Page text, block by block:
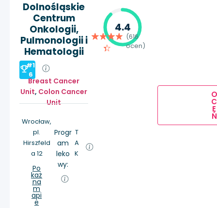
Dolnośląskie
Centrum
Onkologii,
Pulmonologii i
Hematologii
#1
6
Breast Cancer
Unit, Colon Cancer
Unit
Wrocław,
pl.
Hirszfeld
a 12
Po
każ
na
m
api
e
Progr
am
leko
wy:
T
A
K
4.4
(616
ocen)
O
C
E
Ń